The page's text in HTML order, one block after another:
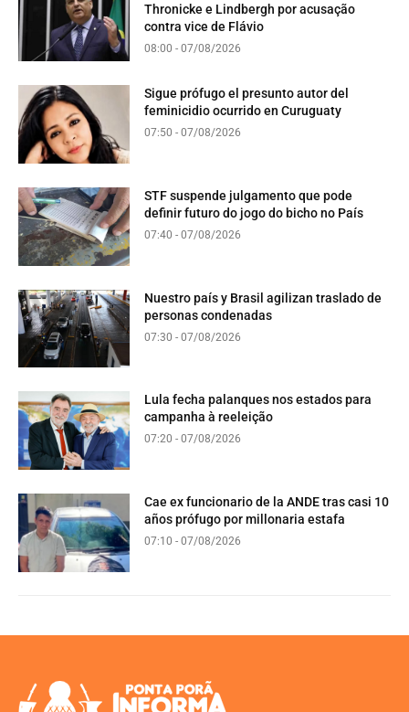
Thronicke e Lindbergh por acusação
contra vice de Flávio
08:00 - 07/08/2026
Sigue prófugo el presunto autor del
feminicidio ocurrido en Curuguaty
07:50 - 07/08/2026
STF suspende julgamento que pode
definir futuro do jogo do bicho no País
07:40 - 07/08/2026
Nuestro país y Brasil agilizan traslado de
personas condenadas
07:30 - 07/08/2026
Lula fecha palanques nos estados para
campanha à reeleição
07:20 - 07/08/2026
Cae ex funcionario de la ANDE tras casi 10
años prófugo por millonaria estafa
07:10 - 07/08/2026